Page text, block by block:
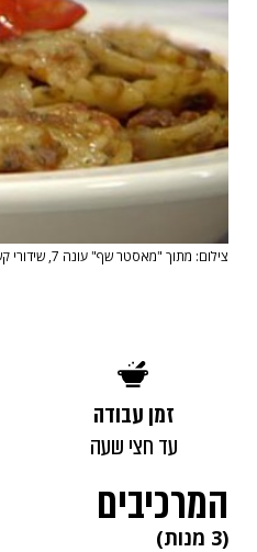
צילום: מתוך "מאסטר שף" עונה 7, שידורי קשת
זמן עבודה
עד חצי שעה
המרכיבים
(3 מנות)